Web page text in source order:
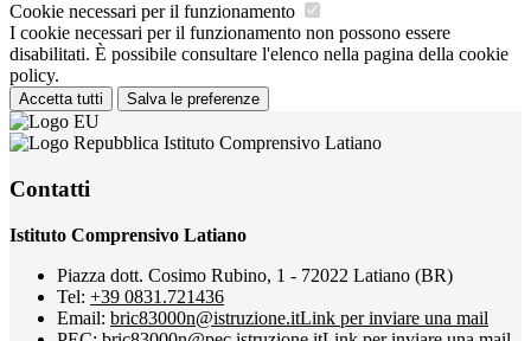
Cookie necessari per il funzionamento
I cookie necessari per il funzionamento non possono essere
disabilitati. È possibile consultare l'elenco nella pagina della cookie
policy.
Accetta tutti Salva le preferenze
Istituto Comprensivo Latiano
Contatti
Istituto Comprensivo Latiano
Piazza dott. Cosimo Rubino, 1 - 72022 Latiano (BR)
Tel: +39 0831.721436
Email: bric83000n@istruzione.itLink per inviare una mail